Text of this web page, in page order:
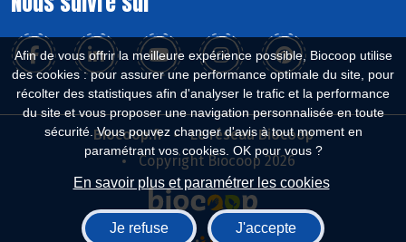
Afin de vous offrir la meilleure expérience possible, Biocoop utilise
des cookies : pour assurer une performance optimale du site, pour
récolter des statistiques afin d'analyser le trafic et la performance
du site et vous proposer une navigation personnalisée en toute
sécurité. Vous pouvez changer d'avis à tout moment en
paramétrant vos cookies. OK pour vous ?
En savoir plus et paramétrer les cookies
Je refuse J'accepte
Biocoop.fr
Le réseau Biocoop
Copyright Biocoop 2026